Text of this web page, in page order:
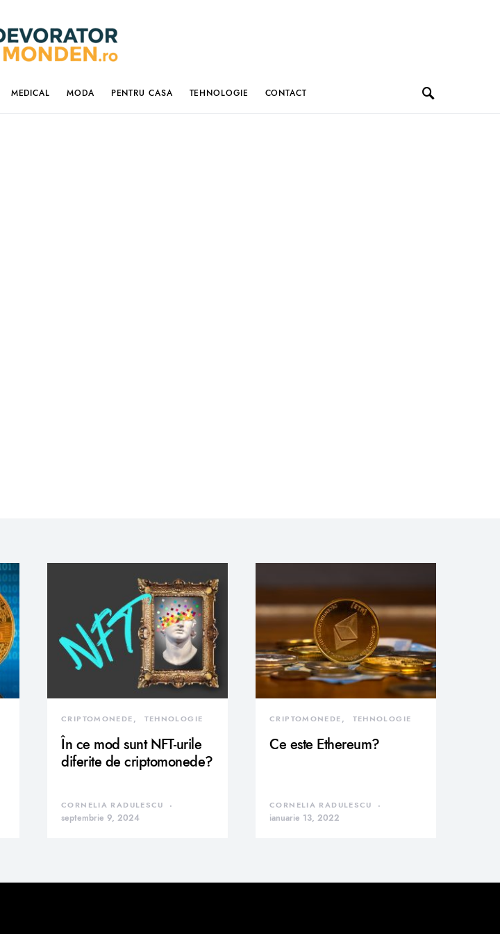
MEDICAL MODA PENTRU CASA TEHNOLOGIE CONTACT
CRIPTOMONEDE TEHNOLOGIE
În ce mod sunt NFT-urile
diferite de criptomonede?
CORNELIA RADULESCU
septembrie 9, 2024
CRIPTOMONEDE TEHNOLOGIE
Ce este Ethereum?
CORNELIA RADULESCU
ianuarie 13, 2022